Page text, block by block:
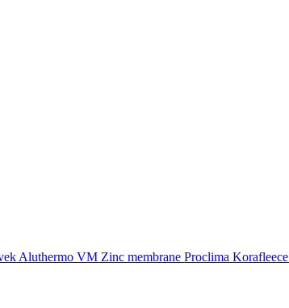
Aluthermo VM Zinc membrane Proclima Korafleece